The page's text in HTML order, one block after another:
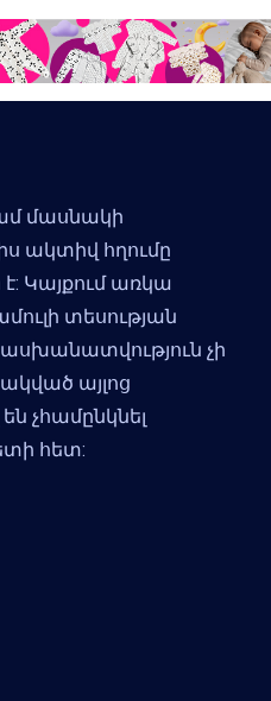
մասնակի
ակտիվ հղումը
Կայքում առկա
տեսության
չի
այլոց
չհամընկնել
հետ: